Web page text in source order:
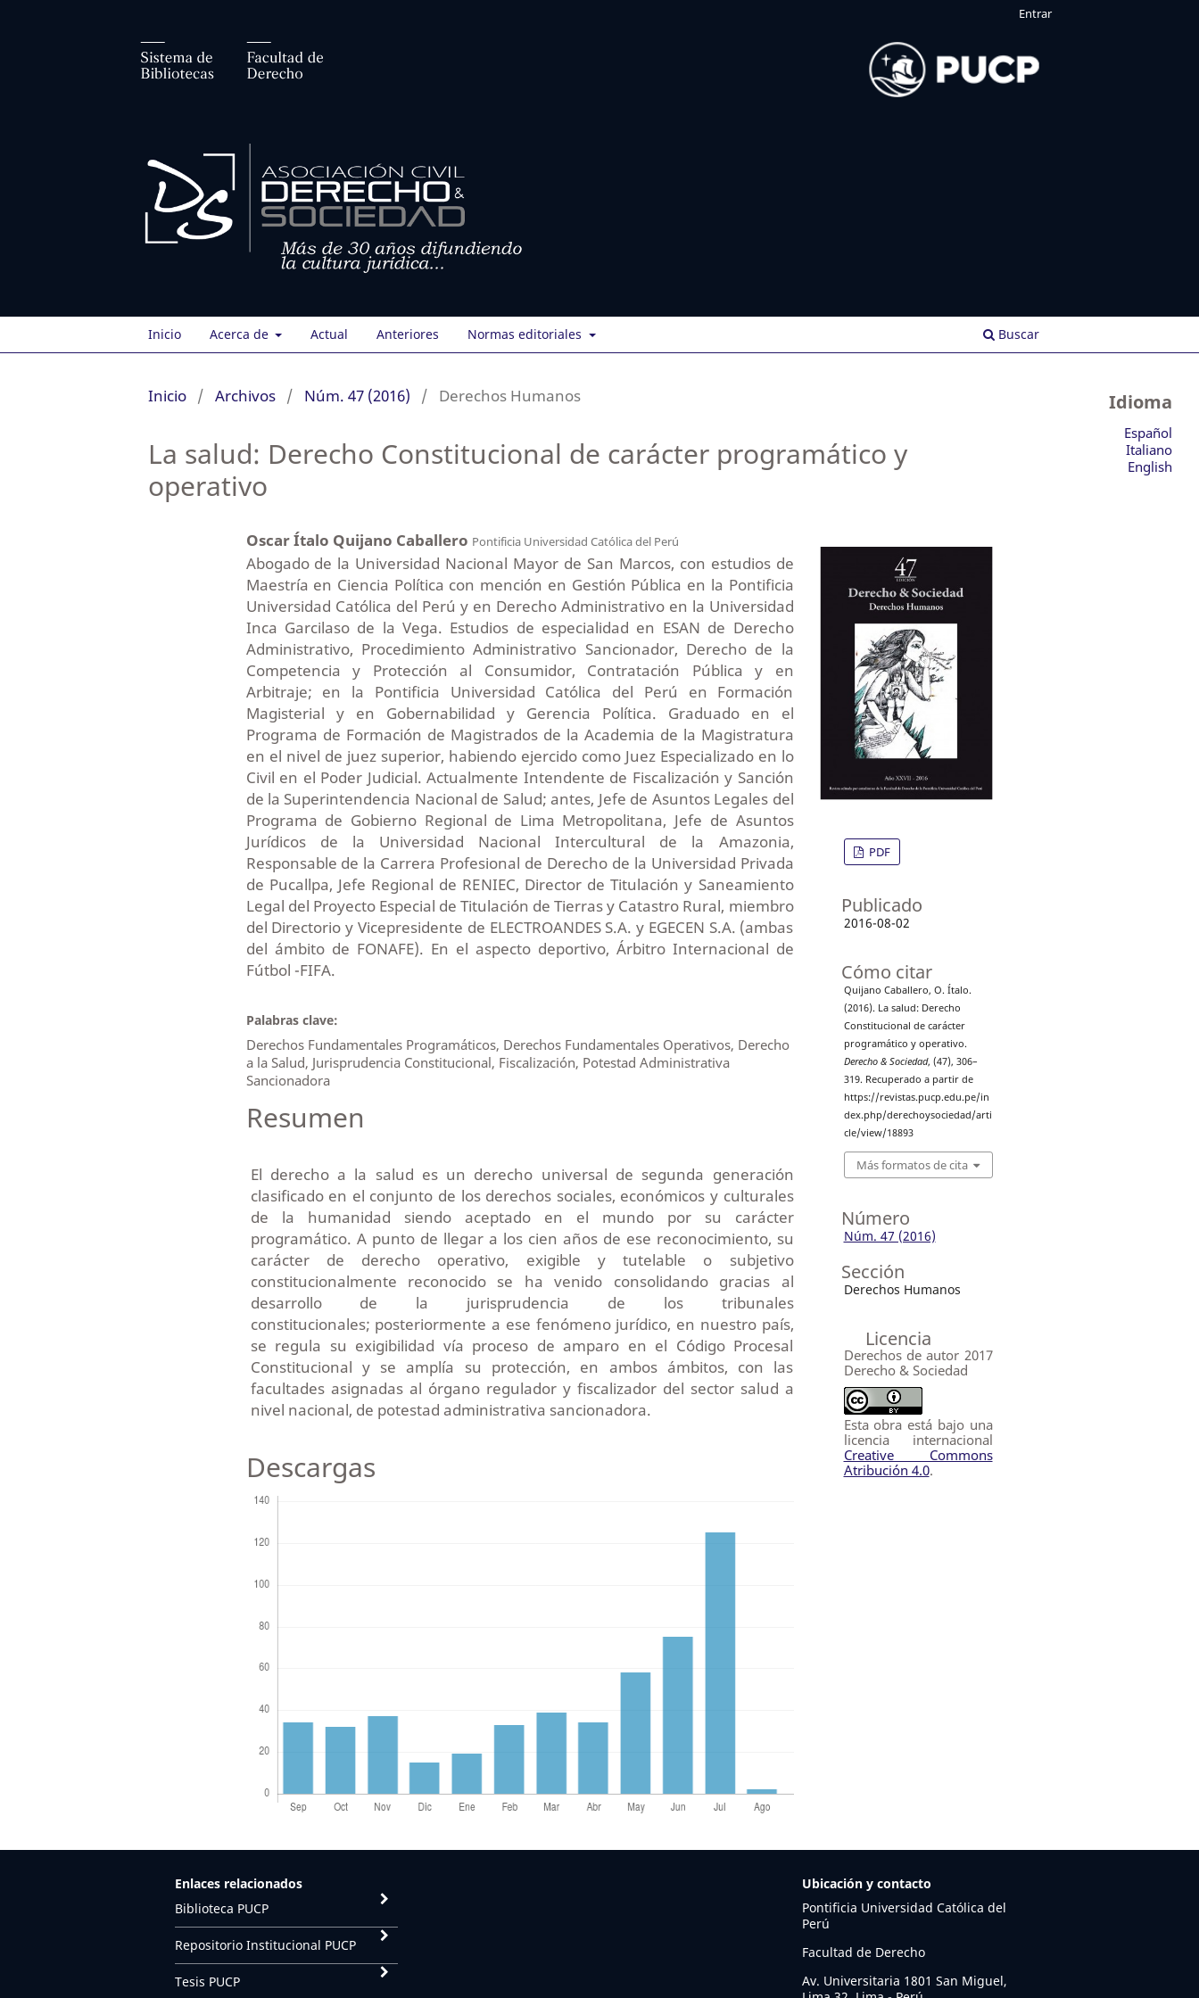
Inicio Acerca de Actual Anteriores Normas editoriales Buscar
Entrar
Inicio / Archivos / Núm. 47 (2016) / Derechos Humanos
La salud: Derecho Constitucional de carácter programático y
operativo
Oscar Ítalo Quijano Caballero Pontificia Universidad Católica del Perú
Abogado de la Universidad Nacional Mayor de San Marcos, con estudios de
Maestría en Ciencia Política con mención en Gestión Pública en la Pontificia
Universidad Católica del Perú y en Derecho Administrativo en la Universidad
Inca Garcilaso de la Vega. Estudios de especialidad en ESAN de Derecho
Administrativo, Procedimiento Administrativo Sancionador, Derecho de la
Competencia y Protección al Consumidor, Contratación Pública y en
Arbitraje; en la Pontificia Universidad Católica del Perú en Formación
Magisterial y en Gobernabilidad y Gerencia Política. Graduado en el
Programa de Formación de Magistrados de la Academia de la Magistratura
en el nivel de juez superior, habiendo ejercido como Juez Especializado en lo
Civil en el Poder Judicial. Actualmente Intendente de Fiscalización y Sanción
de la Superintendencia Nacional de Salud; antes, Jefe de Asuntos Legales del
Programa de Gobierno Regional de Lima Metropolitana, Jefe de Asuntos
Jurídicos de la Universidad Nacional Intercultural de la Amazonia,
Responsable de la Carrera Profesional de Derecho de la Universidad Privada
de Pucallpa, Jefe Regional de RENIEC, Director de Titulación y Saneamiento
Legal del Proyecto Especial de Titulación de Tierras y Catastro Rural, miembro
del Directorio y Vicepresidente de ELECTROANDES S.A. y EGECEN S.A. (ambas
del ámbito de FONAFE). En el aspecto deportivo, Árbitro Internacional de
Fútbol -FIFA.
Palabras clave:
Derechos Fundamentales Programáticos, Derechos Fundamentales Operativos, Derecho
a la Salud, Jurisprudencia Constitucional, Fiscalización, Potestad Administrativa
Sancionadora
Resumen
El derecho a la salud es un derecho universal de segunda generación
clasificado en el conjunto de los derechos sociales, económicos y culturales
de la humanidad siendo aceptado en el mundo por su carácter
programático. A punto de llegar a los cien años de ese reconocimiento, su
carácter de derecho operativo, exigible y tutelable o subjetivo
constitucionalmente reconocido se ha venido consolidando gracias al
desarrollo de la jurisprudencia de los tribunales
constitucionales; posteriormente a ese fenómeno jurídico, en nuestro país,
se regula su exigibilidad vía proceso de amparo en el Código Procesal
Constitucional y se amplía su protección, en ambos ámbitos, con las
facultades asignadas al órgano regulador y fiscalizador del sector salud a
nivel nacional, de potestad administrativa sancionadora.
Descargas
PDF
Publicado
2016-08-02
Cómo citar
Quijano Caballero, O. Ítalo.
(2016). La salud: Derecho
Constitucional de carácter
programático y operativo.
Derecho & Sociedad, (47), 306–
319. Recuperado a partir de
https://revistas.pucp.edu.pe/in
dex.php/derechoysociedad/arti
cle/view/18893
Más formatos de cita
Número
Núm. 47 (2016)
Sección
Derechos Humanos
Licencia
Derechos de autor 2017
Derecho & Sociedad
Esta obra está bajo una
licencia internacional
Creative Commons
Atribución 4.0.
Idioma
Español
Italiano
English
Enlaces relacionados
Biblioteca PUCP
Repositorio Institucional PUCP
Tesis PUCP
Ubicación y contacto
Pontificia Universidad Católica del
Perú
Facultad de Derecho
Av. Universitaria 1801 San Miguel,